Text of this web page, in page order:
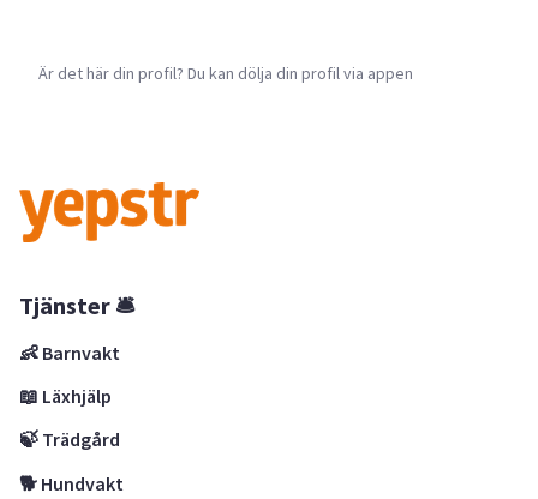
Är det här din profil? Du kan dölja din profil via appen
Tjänster 🛎
👶 Barnvakt
📖 Läxhjälp
🍃 Trädgård
🐕 Hundvakt